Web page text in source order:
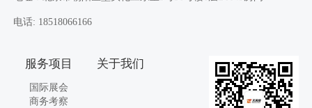
电话: 18518066166
服务项目
国际展会
商务考察
关于我们